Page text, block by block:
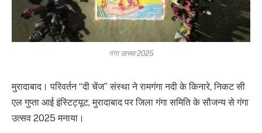
गंगा उत्सव 2025
मुरादाबाद। परिवर्तन “दी चेंज” संस्था ने रामगंगा नदी के किनारे, निकट सी
एल गुप्ता आई इंस्टिट्यूट, मुरादाबाद पर जिला गंगा समिति के सौजन्य से गंगा
उत्सव 2025 मनाया।